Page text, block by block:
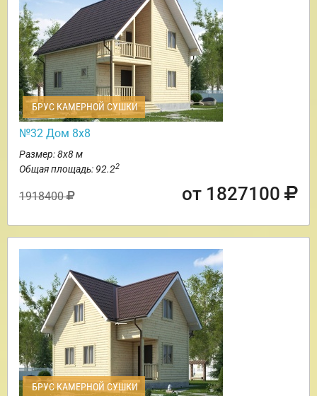
БРУС КАМЕРНОЙ СУШКИ
№32 Дом 8х8
Размер: 8х8 м
Общая площадь: 92.22
1918400 от 1827100
БРУС КАМЕРНОЙ СУШКИ